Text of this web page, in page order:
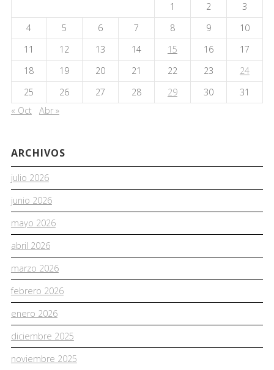
1 2
3
4
5 6 7 8 9
10
11
12 13 14 15 16
17
18
19 20 21 22 23
24
25
26 27 28 29 30
31
« Oct
Abr »
ARCHIVOS
julio 2026
junio 2026
mayo 2026
abril 2026
marzo 2026
febrero 2026
enero 2026
diciembre 2025
noviembre 2025